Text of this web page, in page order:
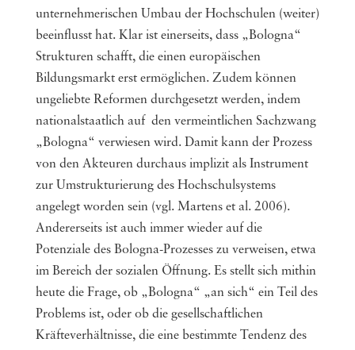
unternehmerischen Umbau der Hochschulen (weiter)
beeinflusst hat. Klar ist einerseits, dass „Bologna“
Strukturen schafft, die einen europäischen
Bildungsmarkt erst ermöglichen. Zudem können
ungeliebte Reformen durchgesetzt werden, indem
nationalstaatlich auf den vermeintlichen Sachzwang
„Bologna“ verwiesen wird. Damit kann der Prozess
von den Akteuren durchaus implizit als Instrument
zur Umstrukturierung des Hochschulsystems
angelegt worden sein (vgl. Martens et al. 2006).
Andererseits ist auch immer wieder auf die
Potenziale des Bologna-Prozesses zu verweisen, etwa
im Bereich der sozialen Öffnung. Es stellt sich mithin
heute die Frage, ob „Bologna“ „an sich“ ein Teil des
Problems ist, oder ob die gesellschaftlichen
Kräfteverhältnisse, die eine bestimmte Tendenz des